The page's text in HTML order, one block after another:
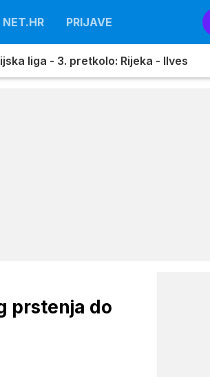
NET.HR PRIJAVE
liga - 3. pretkolo: Rijeka - Ilves
prstenja do